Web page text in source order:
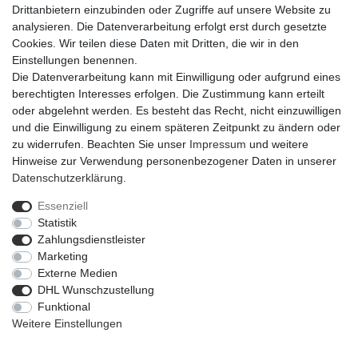
Impressum
Barrierefreiheitserklärung
Vertrag widerrufen
Drittanbietern einzubinden oder Zugriffe auf unsere Website zu
analysieren. Die Datenverarbeitung erfolgt erst durch gesetzte
Cookies. Wir teilen diese Daten mit Dritten, die wir in den
Einstellungen benennen.
Die Datenverarbeitung kann mit Einwilligung oder aufgrund eines
berechtigten Interesses erfolgen. Die Zustimmung kann erteilt
oder abgelehnt werden. Es besteht das Recht, nicht einzuwilligen
und die Einwilligung zu einem späteren Zeitpunkt zu ändern oder
zu widerrufen. Beachten Sie unser Impressum und weitere
Hinweise zur Verwendung personenbezogener Daten in unserer
Daten­schutz­erklärung
Essenziell
Statistik
Zahlungsdienstleister
Marketing
Externe Medien
DHL Wunschzustellung
Funktional
Weitere Einstellungen